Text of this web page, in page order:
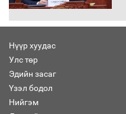
Нүүр хуудас
Улс төр
Эдийн засаг
Үзэл бодол
Нийгэм